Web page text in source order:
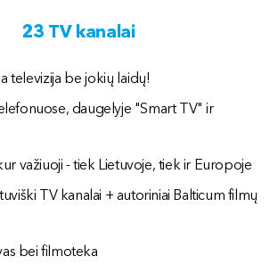
23 TV kanalai
televizija be jokių laidų!
daugelyje "Smart TV" ir
važiuoji - tiek Lietuvoje, tiek ir Europoje
TV kanalai + autoriniai Balticum filmų
bei filmoteka